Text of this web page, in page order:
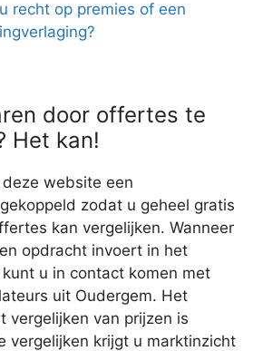
recht op premies of een
door offertes te
Het kan!
website een
zodat u geheel gratis
kan vergelijken. Wanneer
opdracht invoert in het
u in contact komen met
uit Oudergem. Het
vergelijken van prijzen is
vergelijken krijgt u marktinzicht